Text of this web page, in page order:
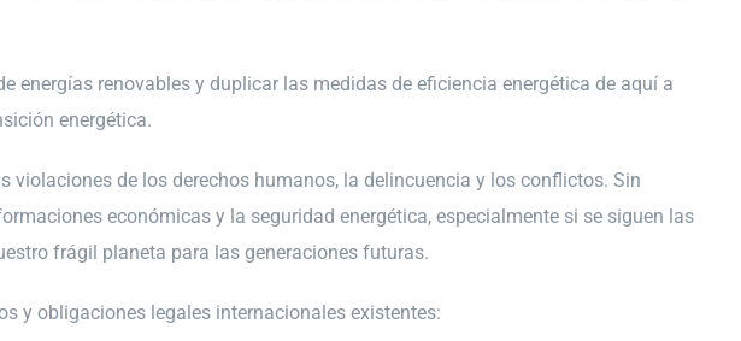
renovables y duplicar las medidas de eficiencia energética de aquí a
energética.
de los derechos humanos, la delincuencia y los conflictos. Sin
económicas y la seguridad energética, especialmente si se siguen las
frágil planeta para las generaciones futuras.
y obligaciones legales internacionales existentes: